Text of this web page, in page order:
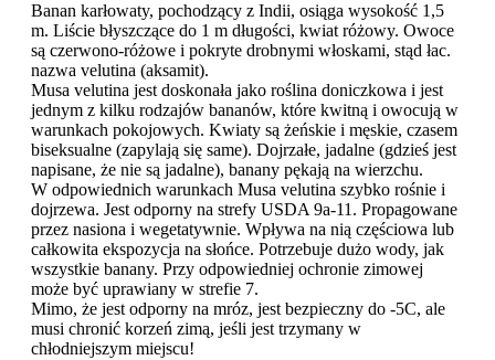
Banan karłowaty, pochodzący z Indii, osiąga wysokość 1,5
m. Liście błyszczące do 1 m długości, kwiat różowy. Owoce
są czerwono-różowe i pokryte drobnymi włoskami, stąd łac.
nazwa velutina (aksamit).
Musa velutina jest doskonała jako roślina doniczkowa i jest
jednym z kilku rodzajów bananów, które kwitną i owocują w
warunkach pokojowych. Kwiaty są żeńskie i męskie, czasem
biseksualne (zapylają się same). Dojrzałe, jadalne (gdzieś jest
napisane, że nie są jadalne), banany pękają na wierzchu.
W odpowiednich warunkach Musa velutina szybko rośnie i
dojrzewa. Jest odporny na strefy USDA 9a-11. Propagowane
przez nasiona i wegetatywnie. Wpływa na nią częściowa lub
całkowita ekspozycja na słońce. Potrzebuje dużo wody, jak
wszystkie banany. Przy odpowiedniej ochronie zimowej
może być uprawiany w strefie 7.
Mimo, że jest odporny na mróz, jest bezpieczny do -5C, ale
musi chronić korzeń zimą, jeśli jest trzymany w
chłodniejszym miejscu!